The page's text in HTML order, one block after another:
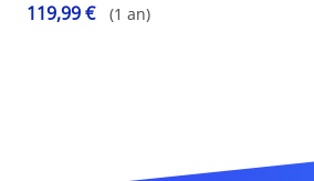
119,99 € (1 an)